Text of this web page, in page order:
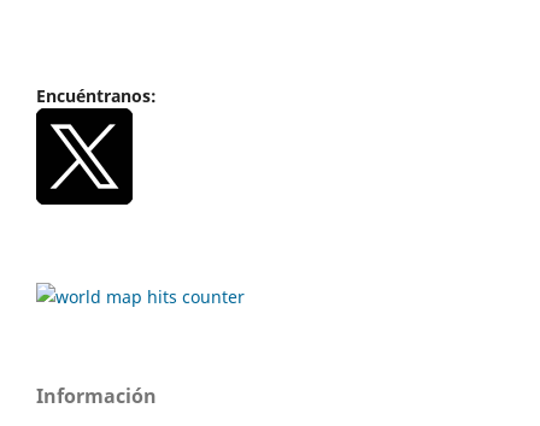
Encuéntranos:
Información